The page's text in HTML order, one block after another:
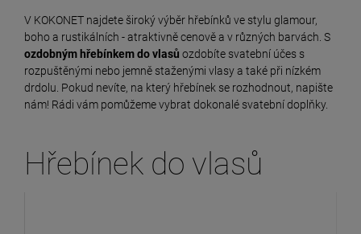
V KOKONET najdete široký výběr hřebínků ve stylu glamour,
boho a rustikálních - atraktivně cenově a v různých barvách. S
ozdobným hřebínkem do vlasů ozdobíte svatební účes s
rozpuštěnými nebo jemně staženými vlasy a také při nízkém
drdolu. Pokud nevíte, na který hřebínek se rozhodnout, napište
nám! Rádi vám pomůžeme vybrat dokonalé svatební doplňky.
Hřebínek do vlasů